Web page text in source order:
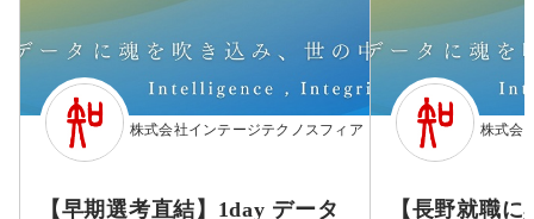
株式会社インテージテクノスフィア
【早期選考直結】1day データ
株式会
【長野就職